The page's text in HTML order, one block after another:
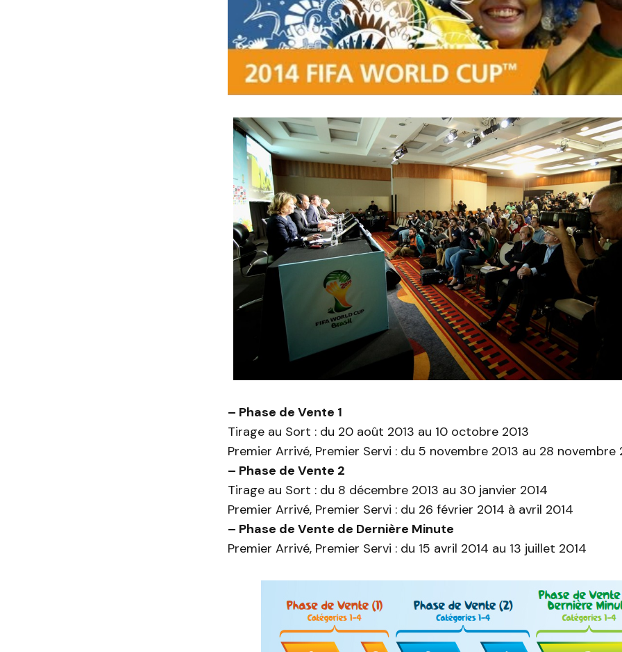
– Phase de Vente 1
Tirage au Sort : du 20 août 2013 au 10 octobre 2013
Premier Arrivé, Premier Servi : du 5 novembre 2013 au 28 novembre
– Phase de Vente 2
Tirage au Sort : du 8 décembre 2013 au 30 janvier 2014
Premier Arrivé, Premier Servi : du 26 février 2014 à avril 2014
– Phase de Vente de Dernière Minute
Premier Arrivé, Premier Servi : du 15 avril 2014 au 13 juillet 2014